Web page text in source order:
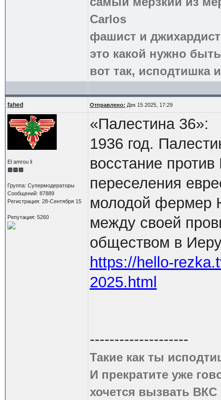
Carlos
фашист и
это какой нужно
вот так, исподтишка
fahed Отправлено: Дек 15 2025, 17:29
El amrou li
Группа: Супермодераторы
Сообщений: 87889
Регистрация: 28-Сентября 15
Репутация: 5260
«Палестина 36»:
1936 год.
восстание
переселения
молодой фермер
между своей
обществом в
https://hello-
2025.html
--------------------
Такие как ты
И прекратите уже
хочется вызвать